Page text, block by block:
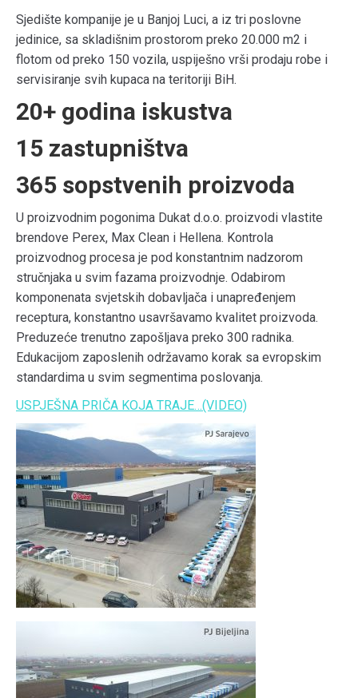
Sjedište kompanije je u Banjoj Luci, a iz tri poslovne
jedinice, sa skladišnim prostorom preko 20.000 m2 i
flotom od preko 150 vozila, uspiješno vrši prodaju robe i
servisiranje svih kupaca na teritoriji BiH.
20+ godina iskustva
15 zastupništva
365 sopstvenih proizvoda
U proizvodnim pogonima Dukat d.o.o. proizvodi vlastite
brendove Perex, Max Clean i Hellena. Kontrola
proizvodnog procesa je pod konstantnim nadzorom
stručnjaka u svim fazama proizvodnje. Odabirom
komponenata svjetskih dobavljača i unapređenjem
receptura, konstantno usavršavamo kvalitet proizvoda.
Preduzeće trenutno zapošljava preko 300 radnika.
Edukacijom zaposlenih održavamo korak sa evropskim
standardima u svim segmentima poslovanja.
USPJEŠNA PRIČA KOJA TRAJE…(VIDEO)